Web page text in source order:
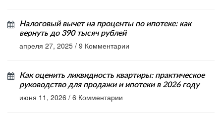
Налоговый вычет на проценты по ипотеке: как
вернуть до 390 тысяч рублей
апреля 27, 2025 / 9 Комментарии
Как оценить ликвидность квартиры: практическое
руководство для продажи и ипотеки в 2026 году
июня 11, 2026 / 6 Комментарии